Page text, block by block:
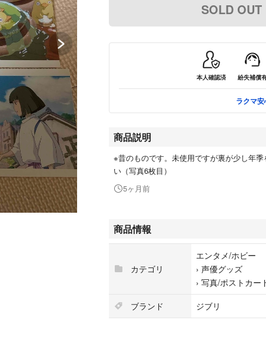
SOLD OUT
本人確認済 紛失補償
ラクマ
商品説明
※昔のものです。未使用ですが裏が少し年
い（写真6枚目）
5ヶ月前
商品情報
カテゴリ
エンタメ/ホビー
› 声優グッズ
› 写真/ポストカー
ブランド
ジブリ